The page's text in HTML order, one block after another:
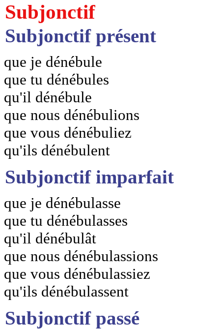
Subjonctif
Subjonctif présent
que je dénébule
que tu dénébules
qu'il dénébule
que nous dénébulions
que vous dénébuliez
qu'ils dénébulent
Subjonctif imparfait
que je dénébulasse
que tu dénébulasses
qu'il dénébulât
que nous dénébulassions
que vous dénébulassiez
qu'ils dénébulassent
Subjonctif passé